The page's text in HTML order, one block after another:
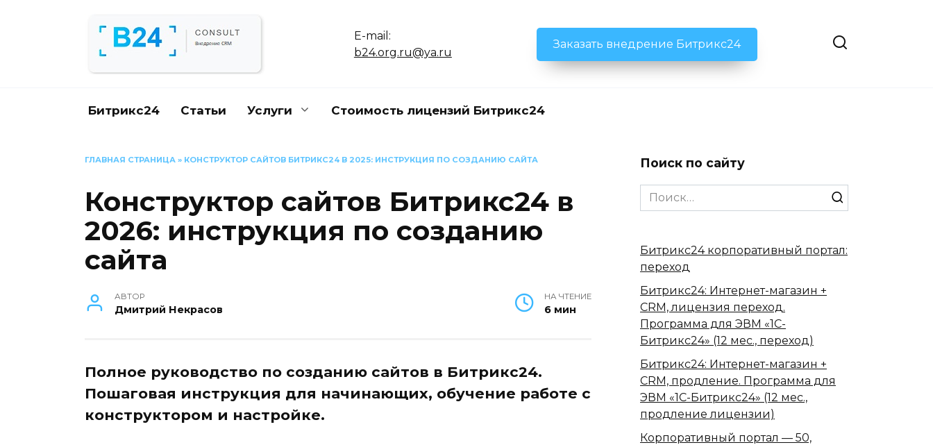
E-mail:
b24.org.ru@ya.ru
Заказать внедрение Битрикс24
Битрикс24 Статьи Услуги Стоимость лицензий Битрикс24
ГЛАВНАЯ СТРАНИЦА » КОНСТРУКТОР САЙТОВ БИТРИКС24 В 2025: ИНСТРУКЦИЯ ПО СОЗДАНИЮ САЙТА
Конструктор сайтов Битрикс24 в
2026: инструкция по созданию
сайта
АВТОР
Дмитрий Некрасов
НА ЧТЕНИЕ
6 мин
Полное руководство по созданию сайтов в Битрикс24.
Пошаговая инструкция для начинающих, обучение работе с
конструктором и настройке.
Поиск по сайту
Search
for:
Битрикс24 корпоративный портал:
переход
Битрикс24: Интернет-магазин +
CRM, лицензия переход.
Программа для ЭВМ «1С-
Битрикс24» (12 мес., переход)
Битрикс24: Интернет-магазин +
CRM, продление. Программа для
ЭВМ «1С-Битрикс24» (12 мес.,
продление лицензии)
Корпоративный портал — 50,